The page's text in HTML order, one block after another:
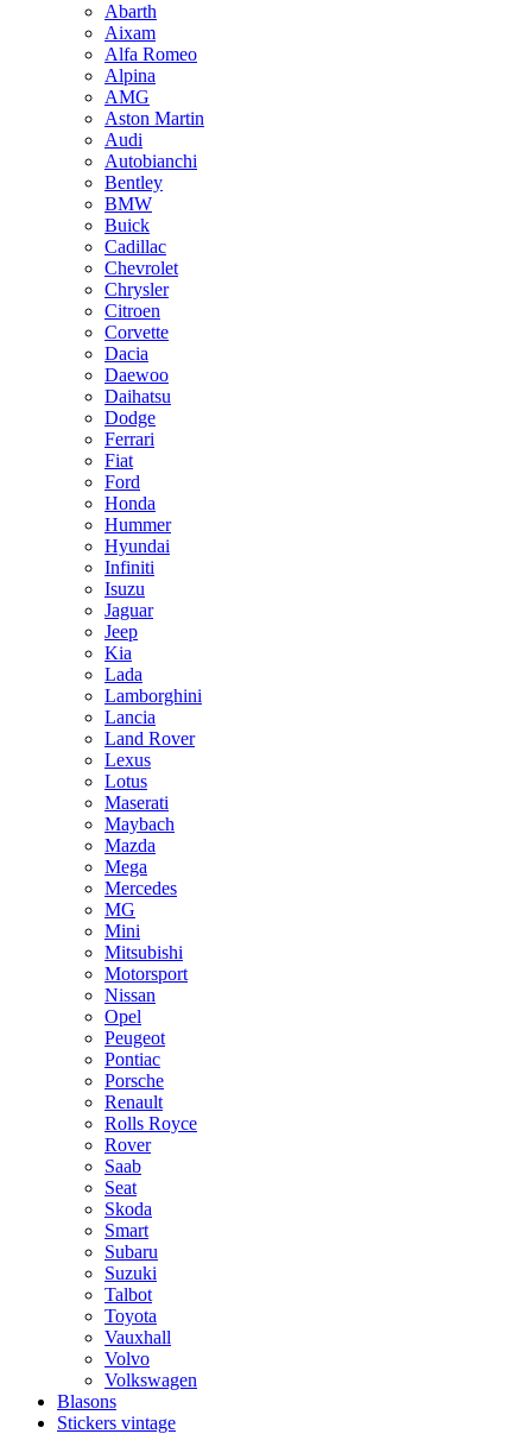
Abarth
Aixam
Alfa Romeo
Alpina
AMG
Aston Martin
Audi
Autobianchi
Bentley
BMW
Buick
Cadillac
Chevrolet
Chrysler
Citroen
Corvette
Dacia
Daewoo
Daihatsu
Dodge
Ferrari
Fiat
Ford
Honda
Hummer
Hyundai
Infiniti
Isuzu
Jaguar
Jeep
Kia
Lada
Lamborghini
Lancia
Land Rover
Lexus
Lotus
Maserati
Maybach
Mazda
Mega
Mercedes
MG
Mini
Mitsubishi
Motorsport
Nissan
Opel
Peugeot
Pontiac
Porsche
Renault
Rolls Royce
Rover
Saab
Seat
Skoda
Smart
Subaru
Suzuki
Talbot
Toyota
Vauxhall
Volvo
Volkswagen
Blasons
Stickers vintage